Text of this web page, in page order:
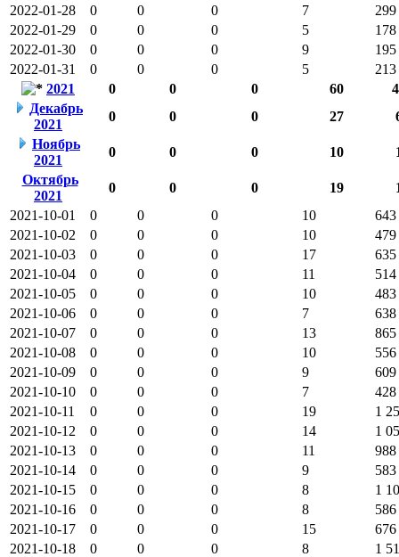
2022-01-28
0 0 0 7
299
2022-01-29
0 0 0 5
178
2022-01-30
0 0 0 9
195
2022-01-31
0 0 0 5
213
2021
0 0 0 60
Декабрь
2021
0 0 0 27
Ноябрь
2021
0 0 0 10
Октябрь
2021
0 0 0 19
2021-10-01
0 0 0 10
643
2021-10-02
0 0 0 10
479
2021-10-03
0 0 0 17
635
2021-10-04
0 0 0 11
514
2021-10-05
0 0 0 10
483
2021-10-06
0 0 0 7
638
2021-10-07
0 0 0 13
865
2021-10-08
0 0 0 10
556
2021-10-09
0 0 0 9
609
2021-10-10
0 0 0 7
428
2021-10-11
0 0 0 19
1
2021-10-12
0 0 0 14
1
2021-10-13
0 0 0 11
988
2021-10-14
0 0 0 9
583
2021-10-15
0 0 0 8
1
2021-10-16
0 0 0 8
586
2021-10-17
0 0 0 15
676
2021-10-18
0 0 0 8
1